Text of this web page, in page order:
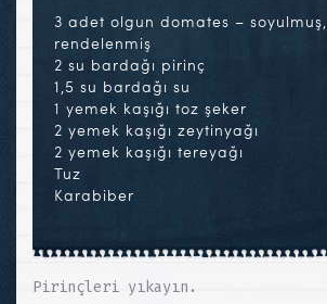
3 adet olgun domates – soyulmuş,
rendelenmiş
2 su bardağı pirinç
1,5 su bardağı su
1 yemek kaşığı toz şeker
2 yemek kaşığı zeytinyağı
2 yemek kaşığı tereyağı
Tuz
Karabiber
Pirinçleri yıkayın.